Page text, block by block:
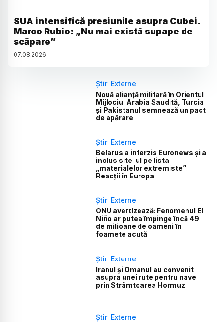
SUA intensifică presiunile asupra Cubei.
Marco Rubio: „Nu mai există supape de
scăpare”
07.08.2026
Știri Externe
Nouă alianță militară în Orientul
Mijlociu. Arabia Saudită, Turcia
și Pakistanul semnează un pact
de apărare
Știri Externe
Belarus a interzis Euronews și a
inclus site-ul pe lista
„materialelor extremiste”.
Reacții în Europa
Știri Externe
ONU avertizează: Fenomenul El
Niño ar putea împinge încă 49
de milioane de oameni în
foamete acută
Știri Externe
Iranul și Omanul au convenit
asupra unei rute pentru nave
prin Strâmtoarea Hormuz
Știri Externe